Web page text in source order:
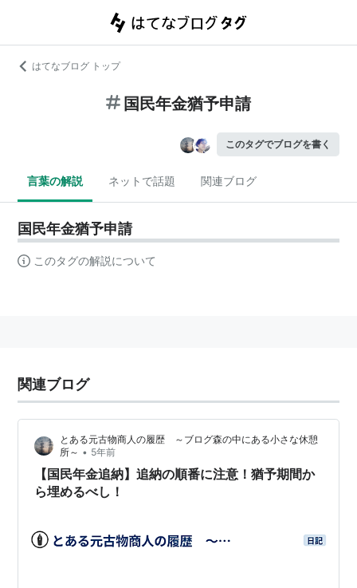
はてなブログ トップ
国民年金猶予申請
このタグでブログを書く
言葉の解説 ネットで話題 関連ブログ
国民年金猶予申請
このタグの解説について
関連ブログ
とある元古物商人の履歴 ～ブログ森の中にある小さな休憩
所～ • 5年前
【国民年金追納】追納の順番に注意！猶予期間か
ら埋めるべし！